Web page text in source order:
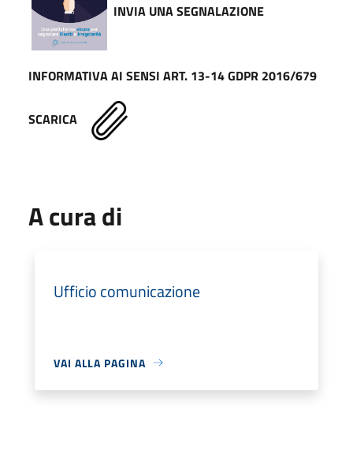
INVIA UNA SEGNALAZIONE
INFORMATIVA AI SENSI ART. 13-14 GDPR 2016/679
SCARICA
A cura di
Ufficio comunicazione
VAI ALLA PAGINA